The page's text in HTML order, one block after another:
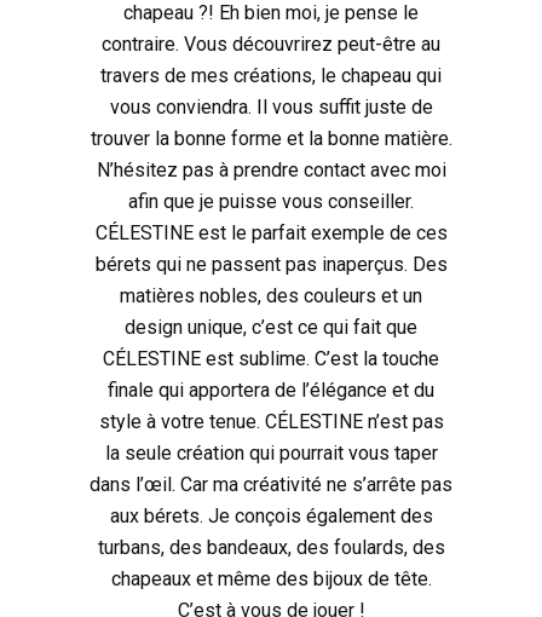
chapeau ?! Eh bien moi, je pense le
contraire. Vous découvrirez peut-être au
travers de mes créations, le chapeau qui
vous conviendra. Il vous suffit juste de
trouver la bonne forme et la bonne matière.
N’hésitez pas à prendre contact avec moi
afin que je puisse vous conseiller.
CÉLESTINE est le parfait exemple de ces
bérets qui ne passent pas inaperçus. Des
matières nobles, des couleurs et un
design unique, c’est ce qui fait que
CÉLESTINE est sublime. C’est la touche
finale qui apportera de l’élégance et du
style à votre tenue. CÉLESTINE n’est pas
la seule création qui pourrait vous taper
dans l’œil. Car ma créativité ne s’arrête pas
aux bérets. Je conçois également des
turbans, des bandeaux, des foulards, des
chapeaux et même des bijoux de tête.
C’est à vous de jouer !